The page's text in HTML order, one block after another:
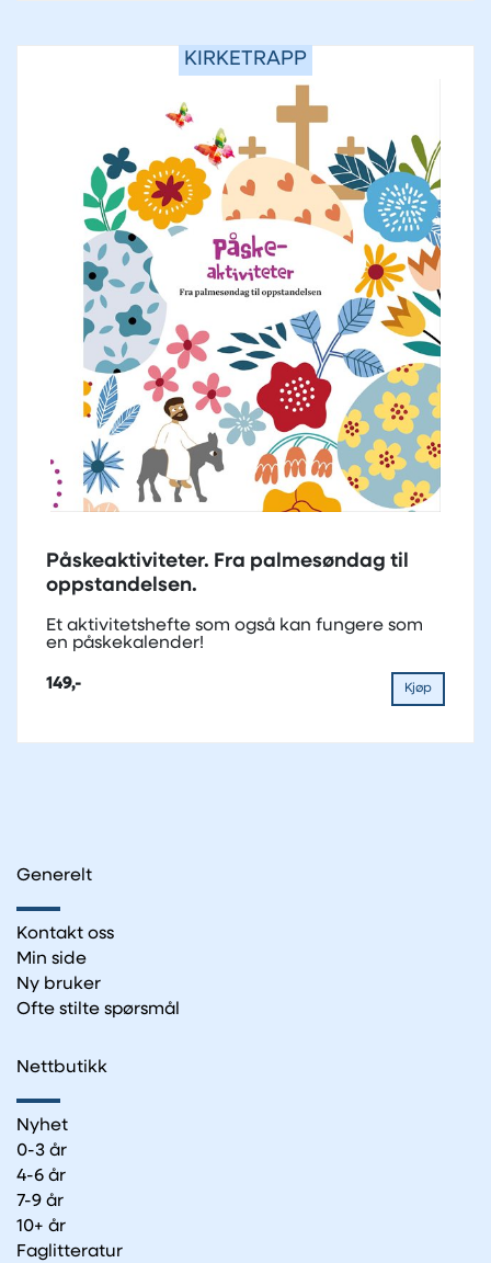
KIRKETRAPP
Påskeaktiviteter. Fra palmesøndag til
oppstandelsen.
Et aktivitetshefte som også kan fungere som
en påskekalender!
149,- Kjøp
Generelt
Kontakt oss
Min side
Ny bruker
Ofte stilte spørsmål
Nettbutikk
Nyhet
0-3 år
4-6 år
7-9 år
10+ år
Faglitteratur